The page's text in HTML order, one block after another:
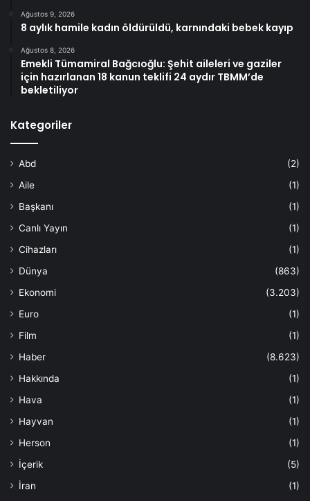
Ağustos 9, 2026
8 aylık hamile kadın öldürüldü, karnındaki bebek kayıp
Ağustos 8, 2026
Emekli Tümamiral Bağcıoğlu: Şehit aileleri ve gaziler
için hazırlanan 18 kanun teklifi 24 aydır TBMM’de
bekletiliyor
Kategoriler
Abd
(2)
Aile
(1)
Başkanı
(1)
Canlı Yayın
(1)
Cihazları
(1)
Dünya
(863)
Ekonomi
(3.203)
Euro
(1)
Film
(1)
Haber
(8.623)
Hakkında
(1)
Hava
(1)
Hayvan
(1)
Herson
(1)
İçerik
(5)
İran
(1)